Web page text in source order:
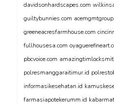
davidsonhardscapes.com
guiltybunnies.com
greeneacresfarmhouse.com
fullhousesa.com
pbcvoice.com
polresmanggaraitimur.id
informasikesehatan.id
farmasiapotekerumm.id